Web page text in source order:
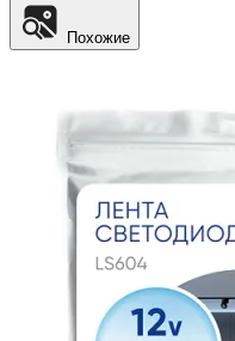
Похожие